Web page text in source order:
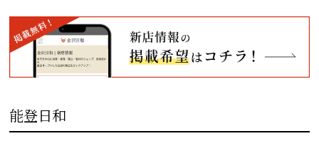
能登日和